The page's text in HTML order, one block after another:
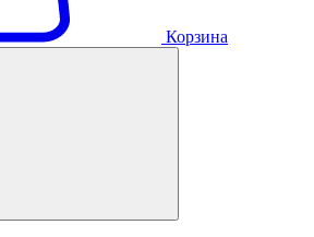
Корзина